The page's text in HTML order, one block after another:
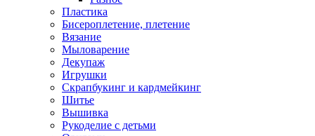
Пластика
Бисероплетение, плетение
Вязание
Мыловарение
Декупаж
Игрушки
Скрапбукинг и кардмейкинг
Шитье
Вышивка
Рукоделие с детьми